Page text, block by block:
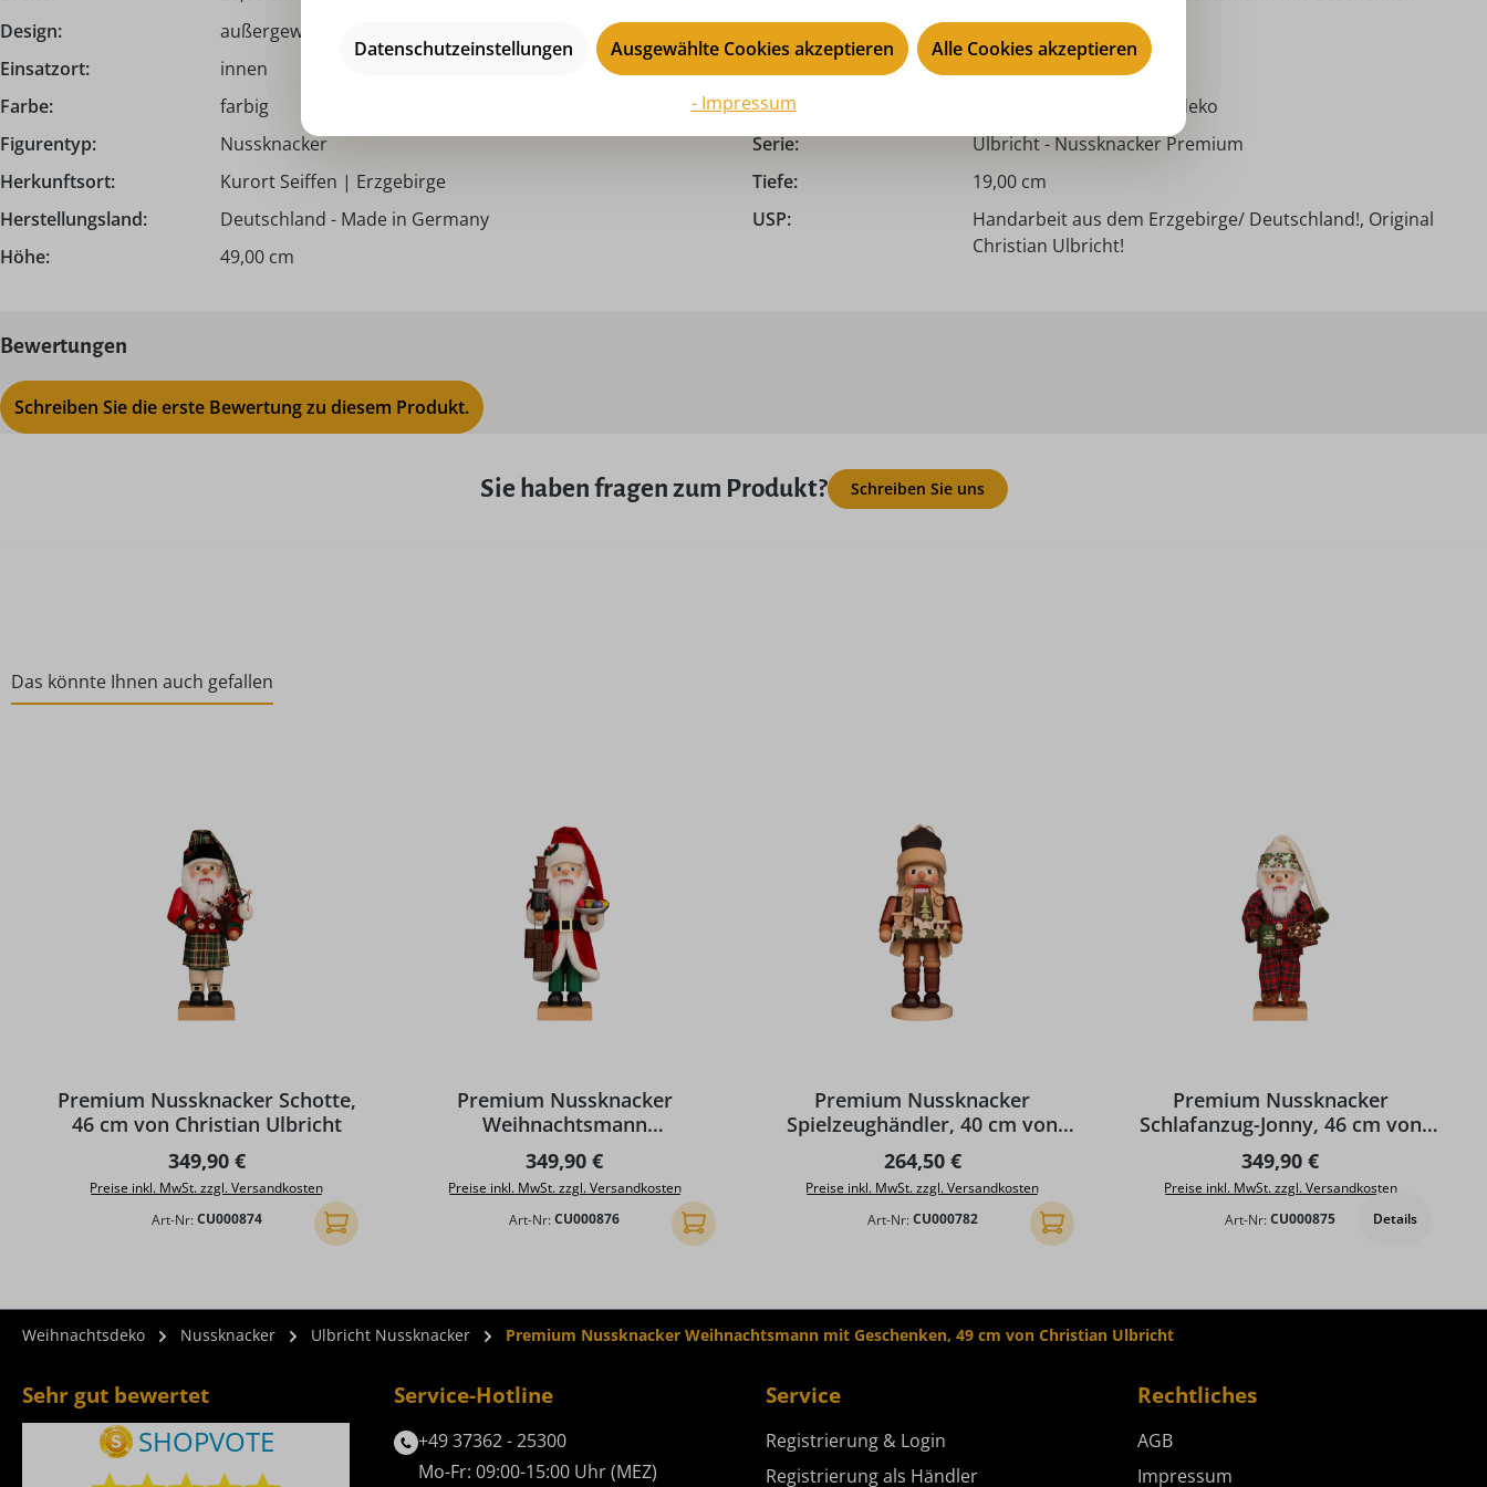
Design:
außergewöhnlich
Einsatzort:
innen
Farbe:
farbig
Figurentyp:
Nussknacker
Herkunftsort:
Kurort Seiffen | Erzgebirge
Herstellungsland:
Deutschland - Made in Germany
Höhe:
49,00 cm
Saison:
Adventszeit, Weihnachtsdeko
Serie:
Ulbricht - Nussknacker Premium
Tiefe:
19,00 cm
USP:
Handarbeit aus dem Erzgebirge/ Deutschland!, Original
Christian Ulbricht!
Bewertungen
Schreiben Sie die erste Bewertung zu diesem Produkt.
Sie haben fragen zum Produkt? Schreiben Sie uns
Das könnte Ihnen auch gefallen
Premium Nussknacker Schotte,
46 cm von Christian Ulbricht
Regulärer Preis:
349,90 €
Preise inkl. MwSt. zzgl. Versandkosten
Art-Nr:CU000874 In den Warenkorb
Premium Nussknacker
Weihnachtsmann
Schokobrunnen, 48 cm von
Christian Ulbricht
Regulärer Preis:
349,90 €
Preise inkl. MwSt. zzgl. Versandkosten
Art-Nr:CU000876 In den Warenkorb
Premium Nussknacker
Spielzeughändler, 40 cm von
Christian Ulbricht
Regulärer Preis:
264,50 €
Preise inkl. MwSt. zzgl. Versandkosten
Art-Nr:CU000782 In den Warenkorb
Premium Nussknacker
Schlafanzug-Jonny, 46 cm von
Christian Ulbricht
Regulärer Preis:
349,90 €
Preise inkl. MwSt. zzgl. Versandkosten
Art-Nr:CU000875 Details
Weihnachtsdeko Nussknacker Ulbricht Nussknacker Premium Nussknacker Weihnachtsmann mit Geschenken, 49 cm von Christian Ulbricht
Sehr gut bewertet Service-Hotline
+49 37362 - 25300
Mo-Fr: 09:00-15:00 Uhr (MEZ)
Service
Registrierung & Login
Registrierung als Händler
Rechtliches
AGB
Impressum
Datenschutzeinstellungen Ausgewählte Cookies akzeptieren Alle Cookies akzeptieren
- Impressum